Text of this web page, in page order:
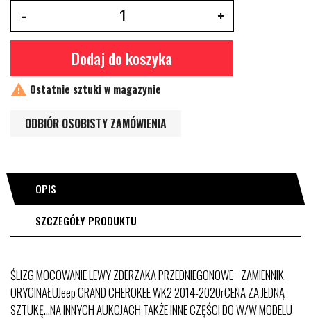
Dodaj do koszyka
 Ostatnie sztuki w magazynie
ODBIÓR OSOBISTY ZAMÓWIENIA
OPIS
SZCZEGÓŁY PRODUKTU
ŚLIZG MOCOWANIE LEWY ZDERZAKA PRZEDNIEGONOWE - ZAMIENNIK
ORYGINAŁUJeep GRAND CHEROKEE WK2 2014-2020rCENA ZA JEDNĄ
SZTUKĘ...NA INNYCH AUKCJACH TAKŻE INNE CZĘŚCI DO W/W MODELU